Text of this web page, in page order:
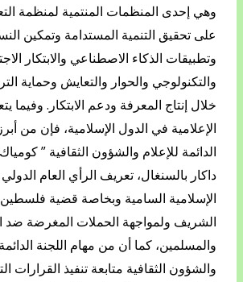
وهي إحدى المنظمات المنتمية لمنظمة
على تحقيق التنمية المستدامة وتمكين
وتطبيقات الذكاء الاصطناعي والابتكار
والتكنولوجي والحوار والتعايش وحماية
خلال إنتاج المعرفة ودعم الابتكار. وفيما
الإعلامية في الدول الإسلامية، فإن من
الدائمة للإعلام والشؤون الثقافية ”
داكار بالسنغال، تعريف الرأي العام الدولي
الإسلامية السامية وبخاصة قضية
الشريف ولمواجهة الحملات المغرضة ضد
والمسلمين، كما أن من مهام اللجنة
والشؤون الثقافية متابعة تنفيذ القرارات